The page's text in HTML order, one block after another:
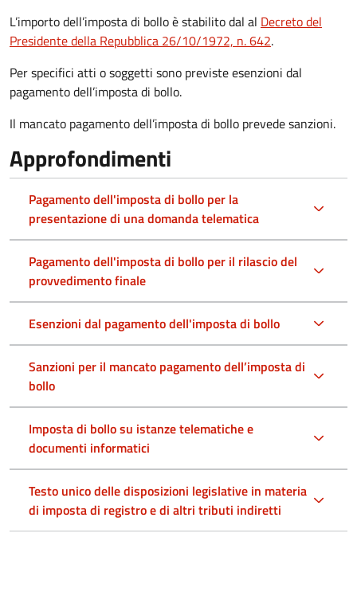
L’importo dell’imposta di bollo è stabilito dal al Decreto del
Presidente della Repubblica 26/10/1972, n. 642.
Per specifici atti o soggetti sono previste esenzioni dal
pagamento dell’imposta di bollo.
Il mancato pagamento dell’imposta di bollo prevede sanzioni.
Approfondimenti
Pagamento dell'imposta di bollo per la
presentazione di una domanda telematica
Pagamento dell'imposta di bollo per il rilascio del
provvedimento finale
Esenzioni dal pagamento dell'imposta di bollo
Sanzioni per il mancato pagamento dell’imposta di
bollo
Imposta di bollo su istanze telematiche e
documenti informatici
Testo unico delle disposizioni legislative in materia
di imposta di registro e di altri tributi indiretti